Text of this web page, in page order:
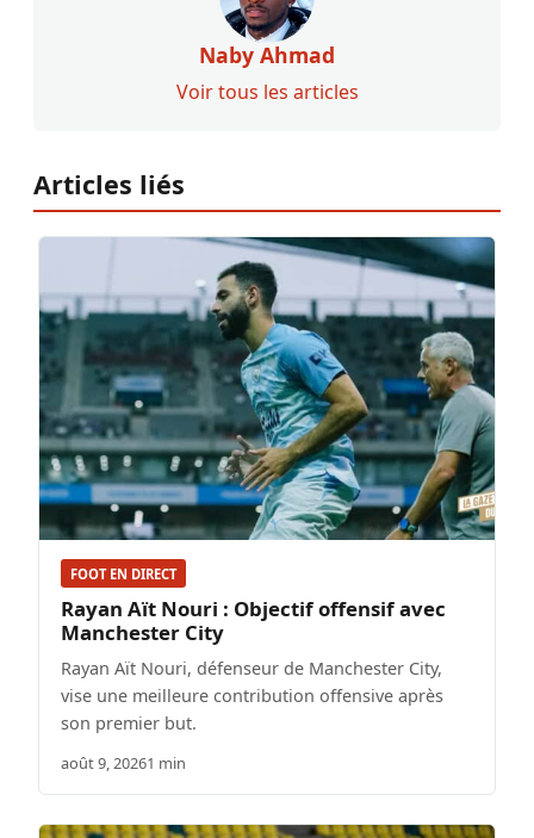
Naby Ahmad
Voir tous les articles
Articles liés
FOOT EN DIRECT
Rayan Aït Nouri : Objectif offensif avec
Manchester City
Rayan Aït Nouri, défenseur de Manchester City,
vise une meilleure contribution offensive après
son premier but.
août 9, 20261 min